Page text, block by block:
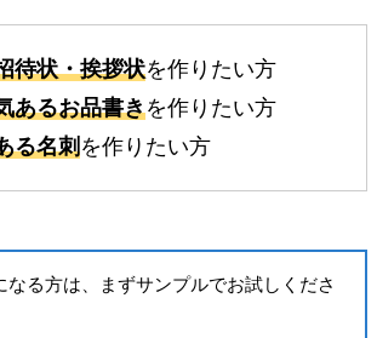
待状・挨拶状を作りたい方
あるお品書きを作りたい方
る名刺を作りたい方
なる方は、まずサンプルでお試しくださ